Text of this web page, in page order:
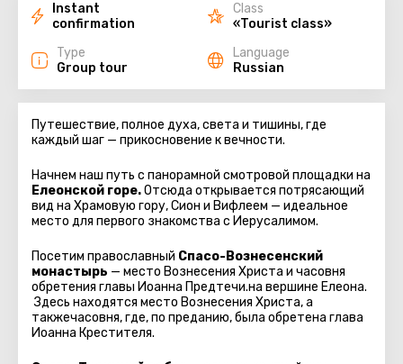
Instant
confirmation
Class
«Tourist class»
Type
Group tour
Language
Russian
Путешествие, полное духа, света и тишины, где
каждый шаг — прикосновение к вечности.
Начнем наш путь с панорамной смотровой площадки на
Елеонской горе.Отсюда открывается потрясающий
вид на Храмовую гору, Сион и Вифлеем — идеальное
место для первого знакомства с Иерусалимом.
Посетим православный Спасо-Вознесенский
монастырь — место Вознесения Христа и часовня
обретения главы Иоанна Предтечи.на вершине Елеона.
Здесь находятся место Вознесения Христа, а
такжечасовня, где, по преданию, была обретена глава
Иоанна Крестителя.